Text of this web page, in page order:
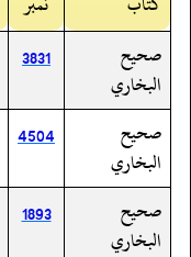
صحيح
البخاري
3831
صحيح
البخاري
4504
صحيح
البخاري
1893